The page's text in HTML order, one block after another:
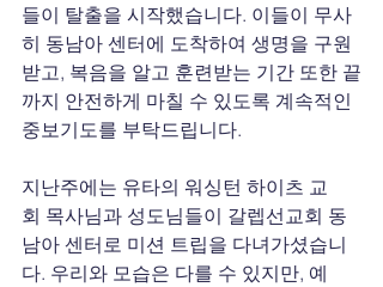
들이 탈출을 시작했습니다. 이들이 무사
히 동남아 센터에 도착하여 생명을 구원
받고, 복음을 알고 훈련받는 기간 또한 끝
까지 안전하게 마칠 수 있도록 계속적인
중보기도를 부탁드립니다.
지난주에는 유타의 워싱턴 하이츠 교
회 목사님과 성도님들이 갈렙선교회 동
남아 센터로 미션 트립을 다녀가셨습니
다. 우리와 모습은 다를 수 있지만, 예